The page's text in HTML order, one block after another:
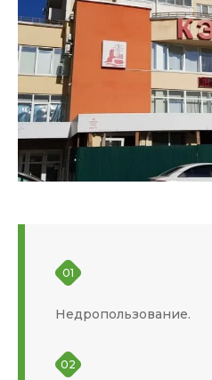
01
Недропользование.
02